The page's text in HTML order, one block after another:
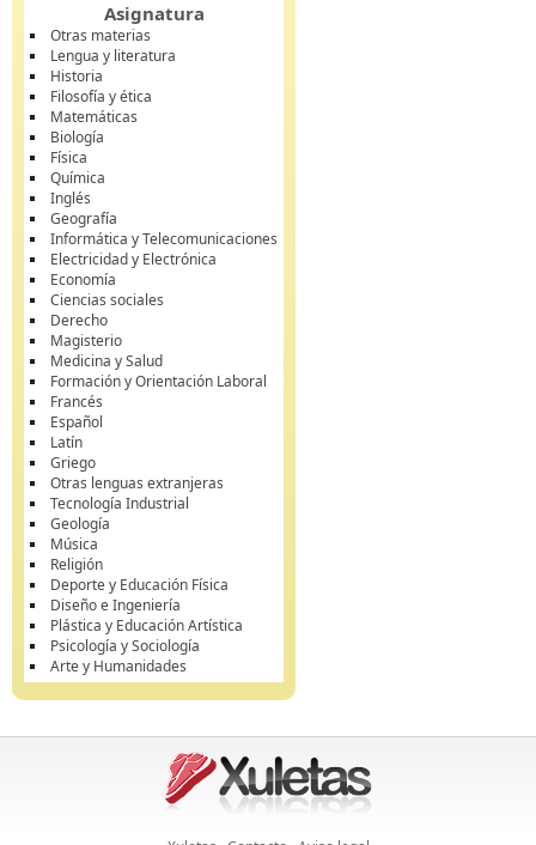
Asignatura
Otras materias
Lengua y literatura
Historia
Filosofía y ética
Matemáticas
Biología
Física
Química
Inglés
Geografía
Informática y Telecomunicaciones
Electricidad y Electrónica
Economía
Ciencias sociales
Derecho
Magisterio
Medicina y Salud
Formación y Orientación Laboral
Francés
Español
Latín
Griego
Otras lenguas extranjeras
Tecnología Industrial
Geología
Música
Religión
Deporte y Educación Física
Diseño e Ingeniería
Plástica y Educación Artística
Psicología y Sociología
Arte y Humanidades